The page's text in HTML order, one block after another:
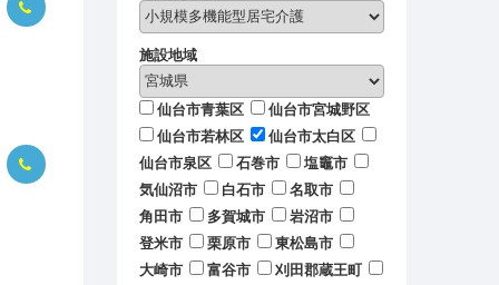
施設地域
仙台市青葉区
仙台市宮城野区
仙台市若林区
仙台市太白区
仙台市泉区
石巻市
塩竈市
気仙沼市
白石市
名取市
角田市
多賀城市
岩沼市
登米市
栗原市
東松島市
大崎市
富谷市
刈田郡蔵王町